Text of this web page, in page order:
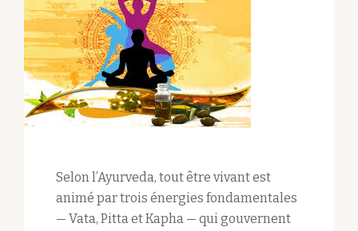
Selon l’Ayurveda, tout être vivant est
animé par trois énergies fondamentales
— Vata, Pitta et Kapha — qui gouvernent